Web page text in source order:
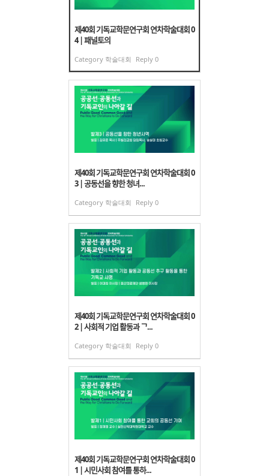
제40회 기독교학문연구회 연차학술대회 0
4 | 패널토의
Category 학술대회 Reply 0
제40회 기독교학문연구회 연차학술대회 0
3 | 공동선을 향한 청녀...
Category 학술대회 Reply 0
제40회 기독교학문연구회 연차학술대회 0
2 | 사회적 기업 활동과 ᄀ...
Category 학술대회 Reply 0
제40회 기독교학문연구회 연차학술대회 0
1 | 시민사회 참여를 통하...